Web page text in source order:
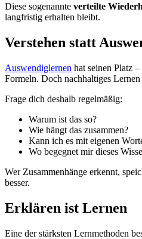
Diese sogenannte verteilte
langfristig erhalten bleibt.
Verstehen statt
Auswendiglernen hat seinen Platz
Formeln. Doch nachhaltiges Lernen
Frage dich deshalb regelmäßig:
Warum ist das so?
Wie hängt das zusammen?
Kann ich es mit eigenen
Wo begegnet mir dieses
Wer Zusammenhänge erkennt,
besser.
Erklären ist Lernen
Eine der stärksten Lernmethoden